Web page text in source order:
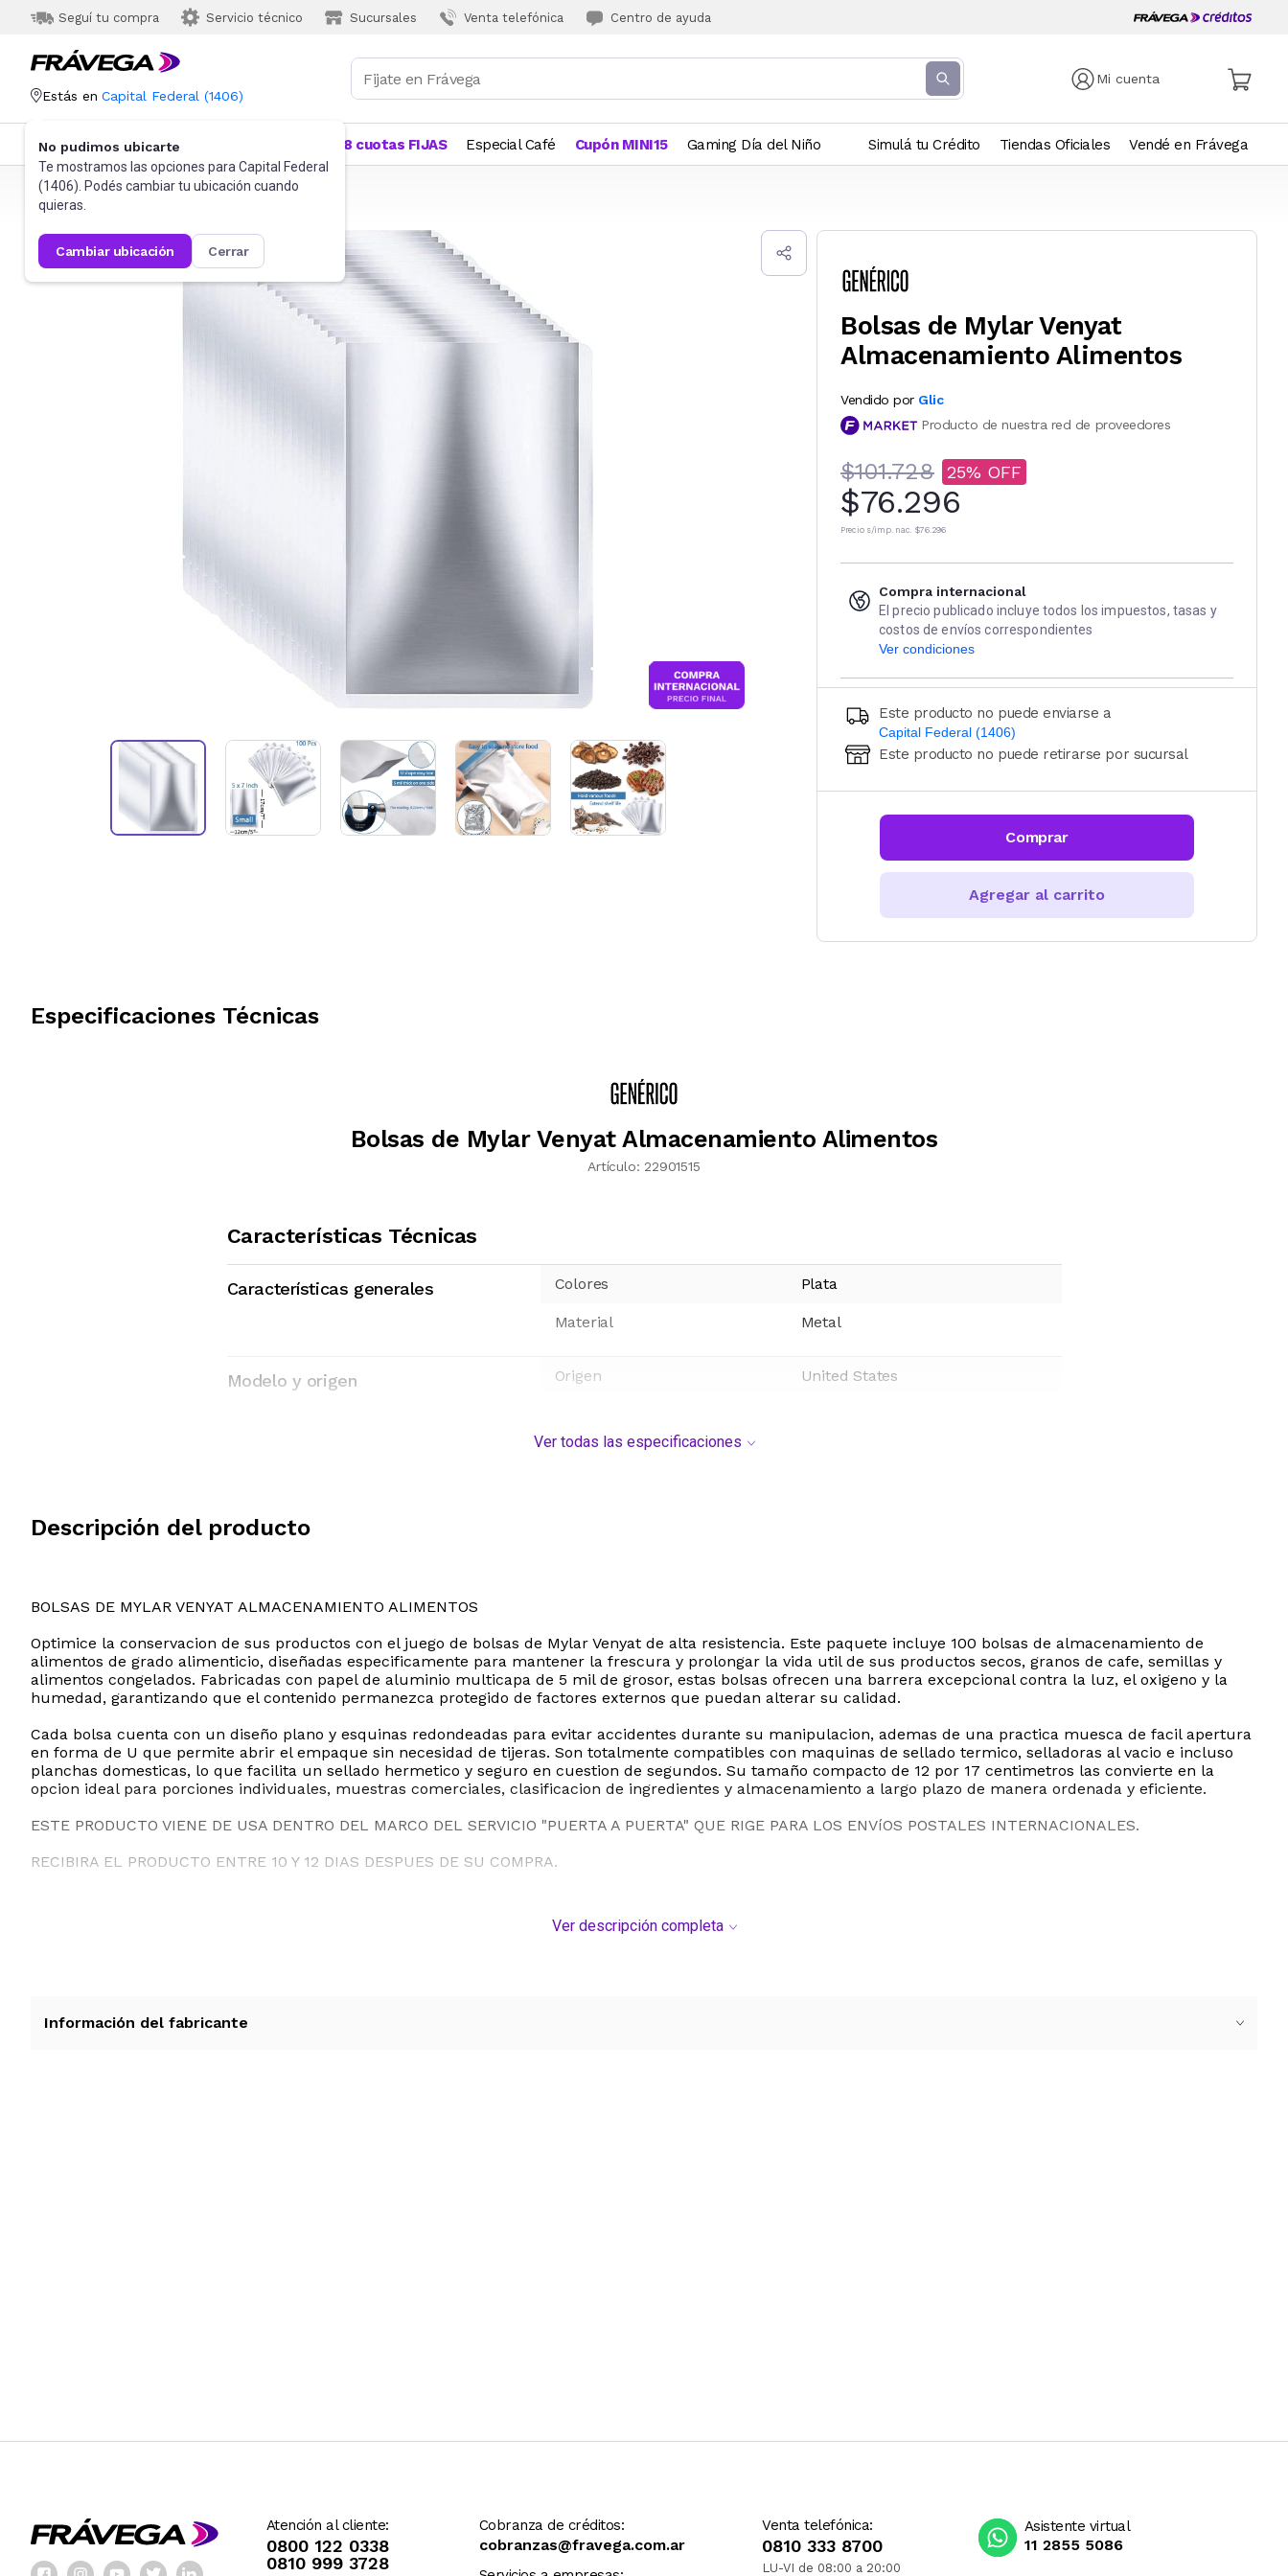
Seguí tu compra Servicio técnico Sucursales Venta telefónica Centro de ayuda
Mi cuenta
Estás en Capital Federal (1406)
No pudimos ubicarte
Te mostramos las opciones para Capital Federal
(1406). Podés cambiar tu ubicación cuando
quieras.
cambiar ubicación cerrar
Categorías Más Vendidos 18 cuotas FIJAS Especial Café Cupón MINI15 Gaming Día del Niño Simulá tu Crédito Tiendas Oficiales Vendé en Frávega
Frávega Hogar Bazar Tuppers
Bolsas de Mylar Venyat
Almacenamiento Alimentos
Vendido por Glic
Producto de nuestra red de proveedores
$101.728 25
$76.296
Precio s/imp. nac. $76.296
Compra internacional
El precio publicado incluye todos los impuestos, tasas y
costos de envíos correspondientes
Ver condiciones
Este producto no puede enviarse a
Capital Federal (1406)
Ingresá código postal (sólo números)
CALCULAR
Este producto no puede retirarse por sucursal
Comprar
Agregar al carrito
Especificaciones Técnicas
Bolsas de Mylar Venyat Almacenamiento Alimentos
Artículo: 22901515
Características Técnicas
Características generales Colores Plata
Material Metal
Modelo y origen Origen United States
Ver todas las especificaciones
Descripción del producto
BOLSAS DE MYLAR VENYAT ALMACENAMIENTO ALIMENTOS
Optimice la conservacion de sus productos con el juego de bolsas de Mylar Venyat de alta resistencia. Este paquete incluye 100 bolsas de almacenamiento de
alimentos de grado alimenticio, diseñadas especificamente para mantener la frescura y prolongar la vida util de sus productos secos, granos de cafe, semillas y
alimentos congelados. Fabricadas con papel de aluminio multicapa de 5 mil de grosor, estas bolsas ofrecen una barrera excepcional contra la luz, el oxigeno y la
humedad, garantizando que el contenido permanezca protegido de factores externos que puedan alterar su calidad.
Cada bolsa cuenta con un diseño plano y esquinas redondeadas para evitar accidentes durante su manipulacion, ademas de una practica muesca de facil apertura
en forma de U que permite abrir el empaque sin necesidad de tijeras. Son totalmente compatibles con maquinas de sellado termico, selladoras al vacio e incluso
planchas domesticas, lo que facilita un sellado hermetico y seguro en cuestion de segundos. Su tamaño compacto de 12 por 17 centimetros las convierte en la
opcion ideal para porciones individuales, muestras comerciales, clasificacion de ingredientes y almacenamiento a largo plazo de manera ordenada y eficiente.
ESTE PRODUCTO VIENE DE USA DENTRO DEL MARCO DEL SERVICIO "PUERTA A PUERTA" QUE RIGE PARA LOS ENVíOS POSTALES INTERNACIONALES.
RECIBIRA EL PRODUCTO ENTRE 10 Y 12 DIAS DESPUES DE SU COMPRA.
Ver descripción completa
Información del fabricante
Atención al cliente:
0800 122 0338
0810 999 3728
Cobranza de créditos:
cobranzas@fravega.com.ar
Venta telefónica:
0810 333 8700
LU-VI de 08:00 a 20:00
Asistente virtual
11 2855 5086